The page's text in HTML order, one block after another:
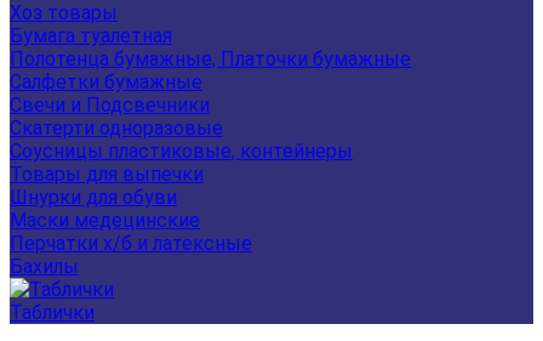
Хоз товары
Бумага туалетная
Полотенца бумажные, Платочки бумажные
Салфетки бумажные
Свечи и Подсвечники
Скатерти одноразовые
Соусницы пластиковые, контейнеры
Товары для выпечки
Шнурки для обуви
Маски медецинские
Перчатки х/б и латексные
Бахилы
Таблички